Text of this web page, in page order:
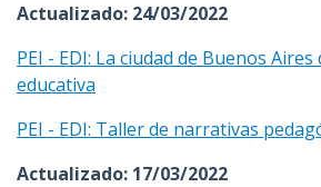
Actualizado: 24/03/2022
PEI - EDI: La ciudad de Buenos
educativa
PEI - EDI: Taller de narrativas
Actualizado: 17/03/2022